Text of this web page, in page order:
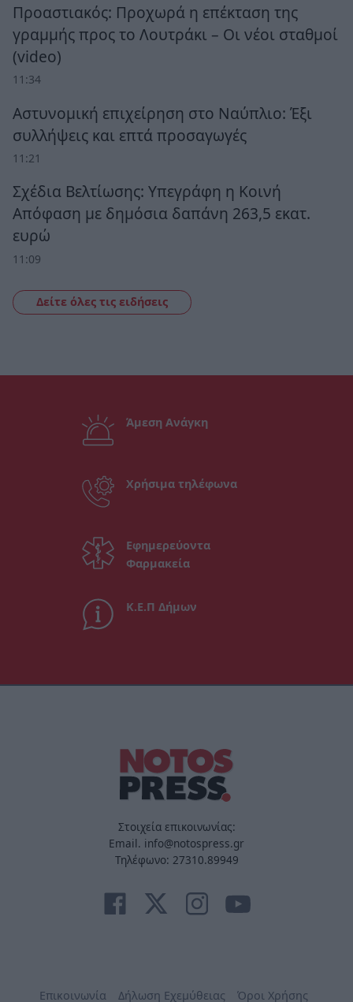
Προαστιακός: Προχωρά η επέκταση της
γραμμής προς το Λουτράκι – Οι νέοι σταθμοί
(video)
11:34
Αστυνομική επιχείρηση στο Ναύπλιο: Έξι
συλλήψεις και επτά προσαγωγές
11:21
Σχέδια Βελτίωσης: Υπεγράφη η Κοινή
Απόφαση με δημόσια δαπάνη 263,5 εκατ.
ευρώ
11:09
Δείτε όλες τις ειδήσεις
Άμεση Ανάγκη
Χρήσιμα τηλέφωνα
Εφημερεύοντα
Φαρμακεία
Κ.Ε.Π Δήμων
Στοιχεία επικοινωνίας:
Email. info@notospress.gr
Τηλέφωνο: 27310.89949
Επικοινωνία Δήλωση Εχεμύθειας Όροι Χρήσης